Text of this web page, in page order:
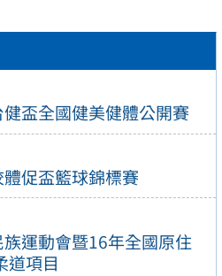
盃全國健美健體公開賽
促盃籃球錦標賽
族運動會暨16年全國原住
道項目